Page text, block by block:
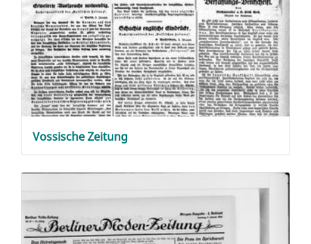
Vossische Zeitung